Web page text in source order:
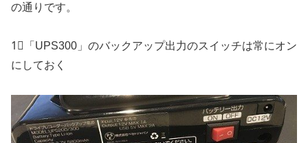
の通りです。
1⃣「UPS300」のバックアップ出力のスイッチは常にオン
にしておく